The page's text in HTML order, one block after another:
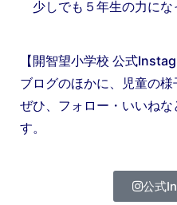
少しでも５年生の力にな
【開智望小学校 公式
ブログのほかに、児童の様
ぜひ、フォロー・いいね
す。
公式